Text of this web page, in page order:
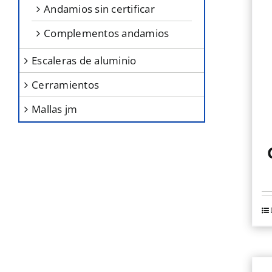
andamios sin certificar
complementos andamios
escaleras de aluminio
cerramientos
mallas jm